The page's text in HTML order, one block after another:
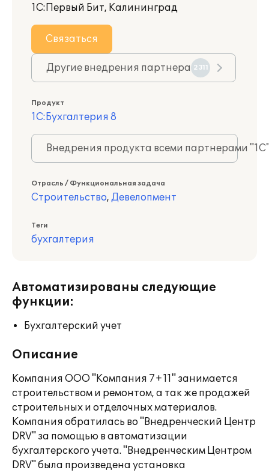
1С:Первый Бит, Калининград
Связаться
Другие внедрения партнера 2311
Продукт
1С:Бухгалтерия 8
Внедрения продукта всеми партнерами
Отрасль / Функциональная задача
Строительство, Девелопмент
Теги
бухгалтерия
Автоматизированы следующие
функции:
Бухгалтерский учет
Описание
Компания ООО "Компания 7+11" занимается
строительством и ремонтом, а так же продажей
строительных и отделочных материалов.
Компания обратилась во "Внедренческий Центр
DRV" за помощью в автоматизации
бухгалтерского учета. "Внедренческим Центром
DRV" была произведена установка